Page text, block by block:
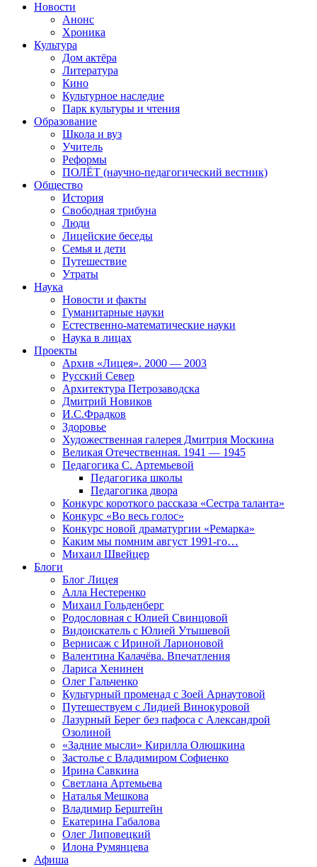
Новости
Анонс
Хроника
Культура
Дом актёра
Литература
Кино
Культурное наследие
Парк культуры и чтения
Образование
Школа и вуз
Учитель
Реформы
ПОЛЁТ (научно-педагогический вестник)
Общество
История
Свободная трибуна
Люди
Лицейские беседы
Семья и дети
Путешествие
Утраты
Наука
Новости и факты
Гуманитарные науки
Естественно-математические науки
Наука в лицах
Проекты
Архив «Лицея». 2000 — 2003
Русский Север
Архитектура Петрозаводска
Дмитрий Новиков
И.С.Фрадков
Здоровье
Художественная галерея Дмитрия Москина
Великая Отечественная. 1941 — 1945
Педагогика С. Артемьевой
Педагогика школы
Педагогика двора
Конкурс короткого рассказа «Сестра таланта»
Конкурс «Во весь голос»
Конкурс новой драматургии «Ремарка»
Каким мы помним август 1991-го…
Михаил Швейцер
Блоги
Блог Лицея
Алла Нестеренко
Михаил Гольденберг
Родословная с Юлией Свинцовой
Видоискатель с Юлией Утышевой
Вернисаж с Ириной Ларионовой
Валентина Калачёва. Впечатления
Лариса Хенинен
Олег Гальченко
Культурный променад с Зоей Арнаутовой
Путешествуем с Лидией Винокуровой
Лазурный Берег без пафоса с Александрой
Озолиной
«Задние мысли» Кирилла Олюшкина
Застолье с Владимиром Софиенко
Ирина Савкина
Светлана Артемьева
Наталья Мешкова
Владимир Берштейн
Екатерина Габалова
Олег Липовецкий
Илона Румянцева
Афиша